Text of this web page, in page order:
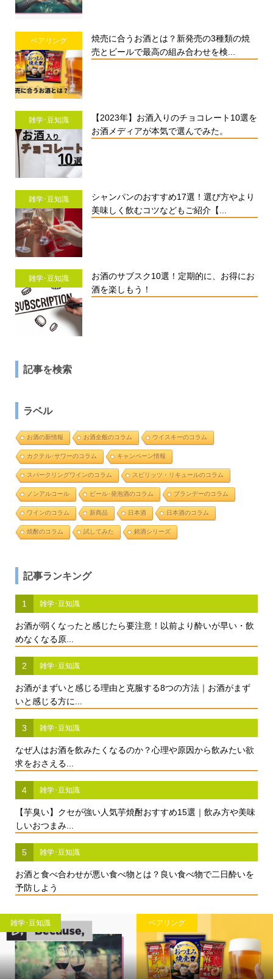
ペアリング
焼売に合うお酒とは？新発売の3種類の焼
売とビールで最高の組み合わせを検...
雑学･豆知識
【2023年】お酒入りのチョコレート10選を
お酒メディアが本気で選んでみた。
雑学･豆知識
シャンパンのおすすめ17選！選び方やより
美味しく飲むコツなどもご紹介【...
雑学･豆知識
お酒のサブスク10選！定期的に、お得にお
酒を楽しもう！
記事を検索
ラベル
お酒の新情報 お酒全般のコラム ウイスキーのコラム
カクテル･サワーのコラム キャンペーン情報
スパークリングワインのコラム スピリッツ・リキュールのコラム
ノンアルコール ビール･発泡酒のコラム ブランデーのコラム
ワインのコラム 新商品 日本酒 日本酒のコラム
焼酎のコラム 試してみた 銘酒シリーズ
記事ランキング
1 雑学･豆知識
お酒が弱くなったと感じたら要注意！以前より酔いが早い・飲
めなくなる原...
2 雑学･豆知識
お酒がまずいと感じる理由と克服する8つの方法｜お酒がまず
いと感じる方に...
3 雑学･豆知識
なぜ人はお酒を飲みたくなるのか？心理や原因から飲みたい欲
求をおさえる...
4 雑学･豆知識
【芋臭い】クセが強い人気芋焼酎おすすめ15選｜飲み方や美味
しいおつまみ...
5 雑学･豆知識
お酒と食べ合わせが悪い食べ物とは？良い食べ物で二日酔いを
予防しよう
雑学･豆知識 ペアリング